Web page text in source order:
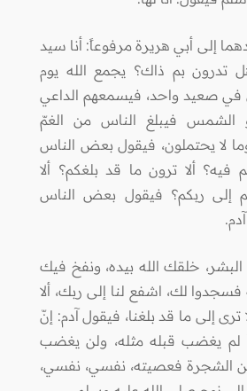
إلى أبي هريرة مرفوعاً: أنا سيد
تدرون بم ذاك؟ يجمع الله يوم
في صعيد واحد، فيسمعهم الداعي
الشمس فيبلغ الناس من الغمّ
لا يحتملون، فيقول بعض الناس
فيه؟ ألا ترون ما قد بلغكم؟ ألا
إلى ربكم؟ فيقول بعض الناس
البشر، خلقك الله بيده، ونفخ فيك
فسجدوا لك، اشفع لنا إلى ربك، ألا
إلى ما قد بلغنا، فيقول آدم: إنّ
يغضب قبله مثله، ولن يغضب
عن الشجرة فعصيته، نفسي، نفسي،